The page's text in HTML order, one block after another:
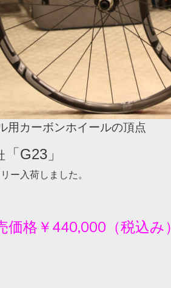
用カーボンホイールの頂点
「G23 」
ー入荷しました。
価格￥440,000 （税込み）